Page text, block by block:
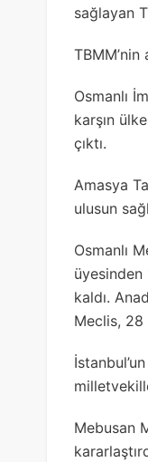
sağlayan
TBMM’nin
Osmanlı
karşın
çıktı.
Amasya
ulusun
Osmanlı
üyesinden
kaldı.
Meclis, 28
Mebusan